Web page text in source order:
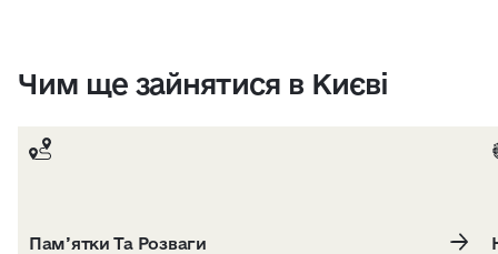
Чим ще зайнятися в Києві
Пам’ятки Та Розваги